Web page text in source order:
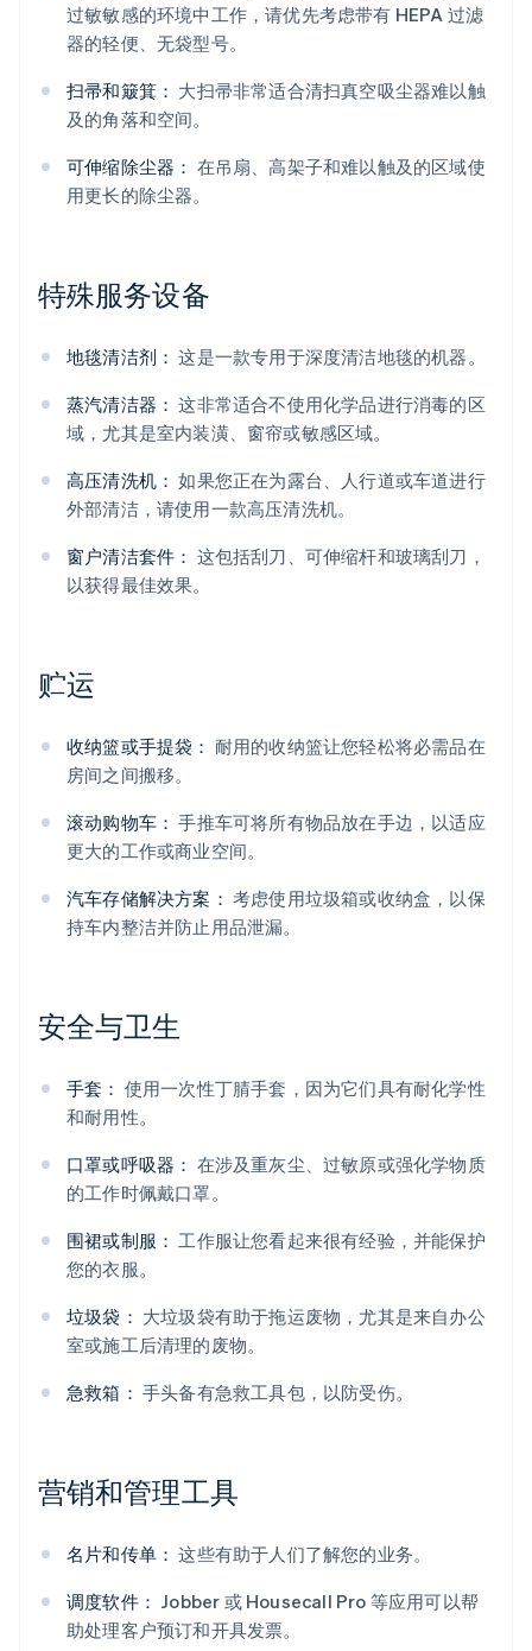
过敏敏感的环境中工作，请优先考虑带有 HEPA 过滤
器的轻便、无袋型号。
扫帚和簸箕： 大扫帚非常适合清扫真空吸尘器难以触
及的角落和空间。
可伸缩除尘器： 在吊扇、高架子和难以触及的区域使
用更长的除尘器。
特殊服务设备
地毯清洁剂： 这是一款专用于深度清洁地毯的机器。
蒸汽清洁器： 这非常适合不使用化学品进行消毒的区
域，尤其是室内装潢、窗帘或敏感区域。
高压清洗机： 如果您正在为露台、人行道或车道进行
外部清洁，请使用一款高压清洗机。
窗户清洁套件： 这包括刮刀、可伸缩杆和玻璃刮刀，
以获得最佳效果。
贮运
收纳篮或手提袋： 耐用的收纳篮让您轻松将必需品在
房间之间搬移。
滚动购物车： 手推车可将所有物品放在手边，以适应
更大的工作或商业空间。
汽车存储解决方案： 考虑使用垃圾箱或收纳盒，以保
持车内整洁并防止用品泄漏。
安全与卫生
手套： 使用一次性丁腈手套，因为它们具有耐化学性
和耐用性。
口罩或呼吸器： 在涉及重灰尘、过敏原或强化学物质
的工作时佩戴口罩。
围裙或制服： 工作服让您看起来很有经验，并能保护
您的衣服。
垃圾袋： 大垃圾袋有助于拖运废物，尤其是来自办公
室或施工后清理的废物。
急救箱： 手头备有急救工具包，以防受伤。
营销和管理工具
名片和传单： 这些有助于人们了解您的业务。
调度软件： Jobber 或 Housecall Pro 等应用可以帮
助处理客户预订和开具发票。